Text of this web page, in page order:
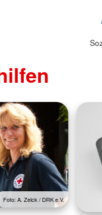
Foto: A. Zelck / DRK e.V.